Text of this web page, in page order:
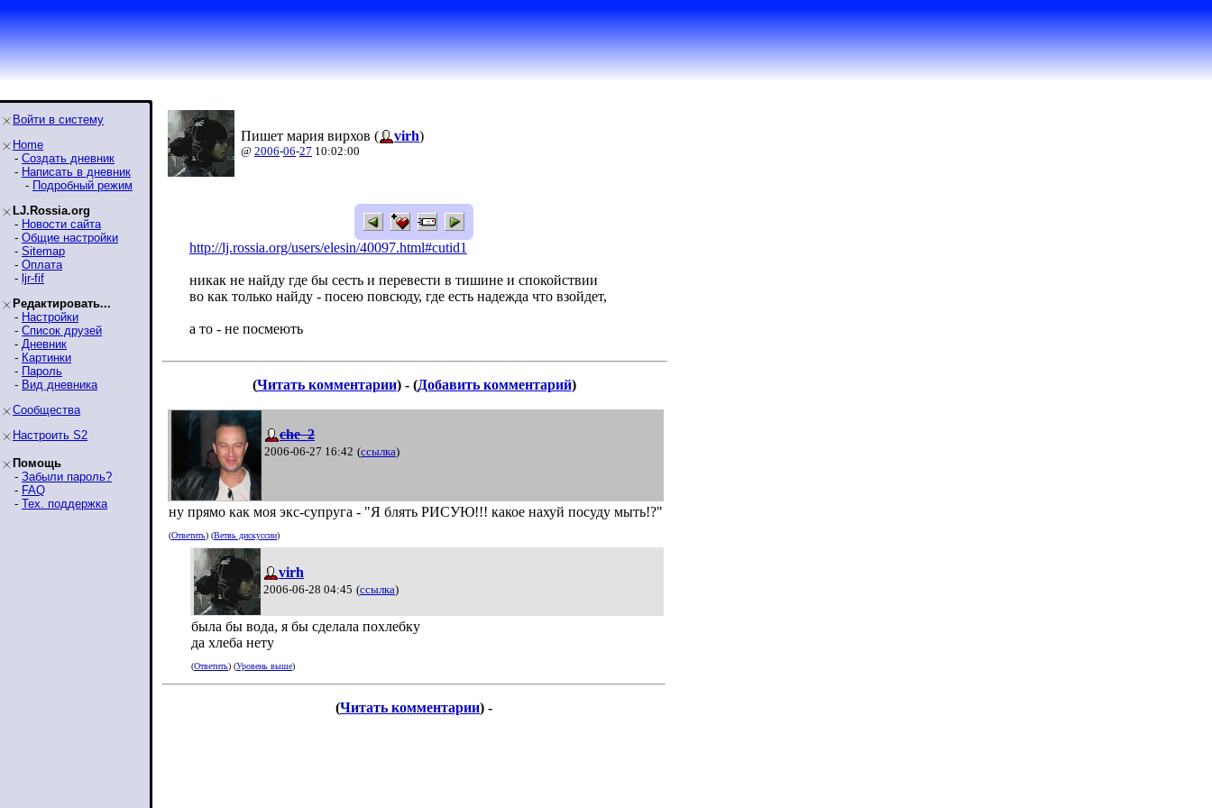
Войти в систему
Home
- Создать дневник
- Написать в дневник
- Подробный режим
LJ.Rossia.org
- Новости сайта
- Общие настройки
- Sitemap
- Оплата
- ljr-fif
Редактировать...
- Настройки
- Список друзей
- Дневник
- Картинки
- Пароль
- Вид дневника
Сообщества
Настроить S2
Помощь
- Забыли пароль?
- FAQ
- Тех. поддержка
Пишет мария вирхов ( virh)
@ 2006-06-27 10:02:00
http://lj.rossia.org/users/elesin/40097.html#cutid1
никак не найду где бы сесть и перевести в тишине и спокойствии
во как только найду - посею повсюду, где есть надежда что взойдет,
а то - не посмеють
(Читать комментарии) - (Добавить комментарий)
che_2
2006-06-27 16:42 (ссылка)
ну прямо как моя экс-супруга - "Я блять РИСУЮ!!! какое нахуй посуду мыть!?"
(Ответить) (Ветвь дискуссии)
virh
2006-06-28 04:45 (ссылка)
была бы вода, я бы сделала похлебку
да хлеба нету
(Ответить) (Уровень выше)
(Читать комментарии) -